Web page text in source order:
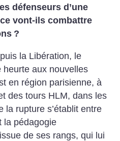
défenseurs d’une
vont-ils combattre
?
la Libération, le
aux nouvelles
en région parisienne, à
des tours HLM, dans les
la rupture s’établit entre
la pédagogie
de ses rangs, qui lui